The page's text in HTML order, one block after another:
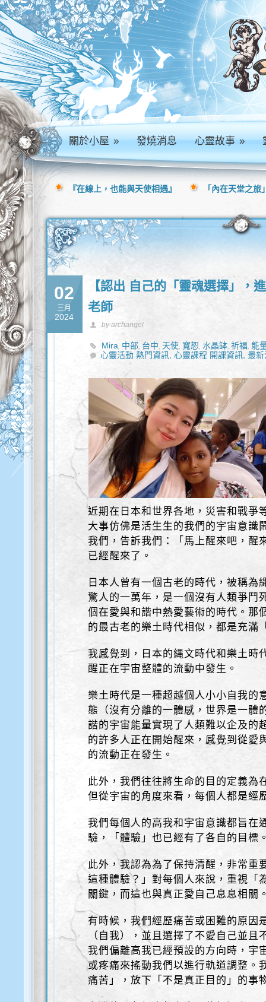
關於小屋» 發燒消息 心靈故事»
02
三月
2024
【認出 自己的「靈魂選擇」，
老師
by archangel
Mira, 中部, 台中, 天使, 寬恕,水晶缽,祈福, 能
心靈活動 熱門資訊,心靈課程 開課資訊,最
近期在日本和世界各地，災害和戰爭
大事仿佛是活生生的我們的宇宙意識
我們，告訴我們：「馬上醒來吧，醒
已經醒來了。
日本人曾有一個古老的時代，被稱為
驚人的一萬年，是一個沒有人類爭鬥
個在愛與和諧中熱愛藝術的時代。那
的最古老的樂土時代相似，都是充滿
我感覺到，日本的縄文時代和樂土時
醒正在宇宙整體的流動中發生。
樂土時代是一種超越個人小小自我的
態（沒有分離的一體感，世界是一體
諧的宇宙能量實現了人類難以企及的
的許多人正在開始醒來，感覺到從愛
的流動正在發生。
此外，我們往往將生命的目的定義為
但從宇宙的角度來看，每個人都是經
我們每個人的高我和宇宙意識都旨在
驗，「體驗」也已經有了各自的目標
此外，我認為為了保持清醒，非常重
這種體驗？」對每個人來說，重視「
關鍵，而這也與真正愛自己息息相關
有時候，我們經歷痛苦或困難的原因
（自我），並且選擇了不愛自己並
我們偏離高我已經預設的方向時，宇
或疼痛來搖動我們以進行軌道調整。
痛苦」，放下「不是真正目的」的事
『在線上，也能與天使相遇』 「內在天堂之